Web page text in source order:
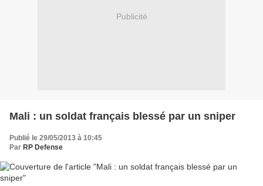
Publicité
Mali : un soldat français blessé par un sniper
Publié le 29/05/2013 à 10:45
Par RP Defense